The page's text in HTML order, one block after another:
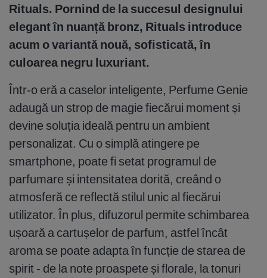
Rituals. Pornind de la succesul designului
elegant în nuanță bronz, Rituals introduce
acum o variantă nouă, sofisticată, în
culoarea negru luxuriant.
Într-o eră a caselor inteligente, Perfume Genie
adaugă un strop de magie fiecărui moment și
devine soluția ideală pentru un ambient
personalizat. Cu o simplă atingere pe
smartphone, poate fi setat programul de
parfumare și intensitatea dorită, creând o
atmosferă ce reflectă stilul unic al fiecărui
utilizator. În plus, difuzorul permite schimbarea
ușoară a cartușelor de parfum, astfel încât
aroma se poate adapta în funcție de starea de
spirit - de la note proaspete și florale, la tonuri